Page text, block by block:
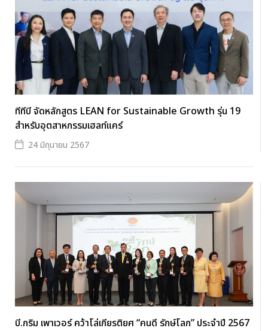
ทีทีบี จัดหลักสูตร LEAN for Sustainable Growth รุ่น 19
สำหรับอุตสาหกรรมเฮลท์แคร์
24 มิถุนายน 2567
บี.กริม เพาเวอร์ คว้าโล่เกียรติยศ “คนดี รักษ์โลก” ประจำปี 2567